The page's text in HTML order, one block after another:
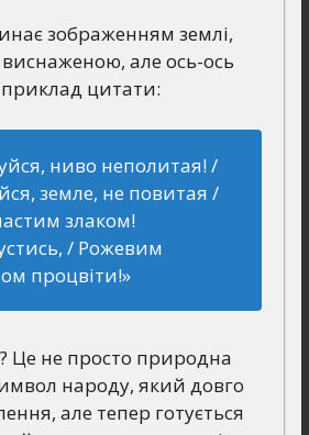
зображенням землі,
але ось-ось
приклад цитати:
ниво неполитая! /
земле, не повитая /
злаком!
/ Рожевим
процвіти!»
Це не просто природна
народу, який довго
але тепер готується